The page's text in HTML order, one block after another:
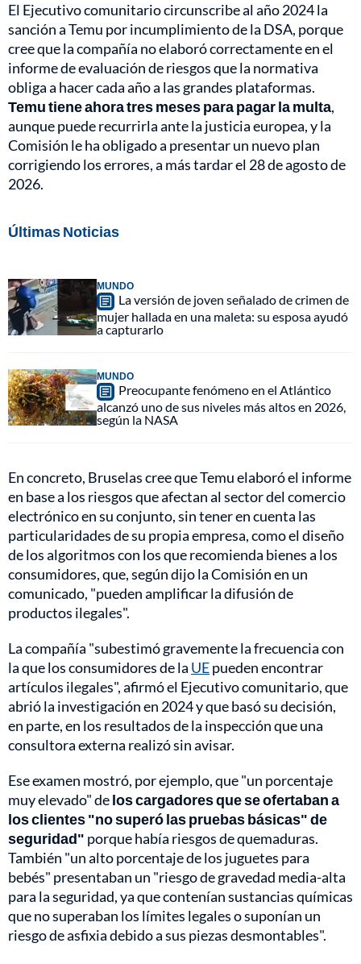
El Ejecutivo comunitario circunscribe al año 2024 la
sanción a Temu por incumplimiento de la DSA, porque
cree que la compañía no elaboró correctamente en el
informe de evaluación de riesgos que la normativa
obliga a hacer cada año a las grandes plataformas.
Temu tiene ahora tres meses para pagar la multa,
aunque puede recurrirla ante la justicia europea, y la
Comisión le ha obligado a presentar un nuevo plan
corrigiendo los errores, a más tardar el 28 de agosto de
2026.
Últimas Noticias
MUNDO
La versión de joven señalado de crimen de
mujer hallada en una maleta: su esposa ayudó
a capturarlo
MUNDO
Preocupante fenómeno en el Atlántico
alcanzó uno de sus niveles más altos en 2026,
según la NASA
En concreto, Bruselas cree que Temu elaboró el informe
en base a los riesgos que afectan al sector del comercio
electrónico en su conjunto, sin tener en cuenta las
particularidades de su propia empresa, como el diseño
de los algoritmos con los que recomienda bienes a los
consumidores, que, según dijo la Comisión en un
comunicado, "pueden amplificar la difusión de
productos ilegales".
La compañía "subestimó gravemente la frecuencia con
la que los consumidores de la UEpueden encontrar
artículos ilegales", afirmó el Ejecutivo comunitario, que
abrió la investigación en 2024 y que basó su decisión,
en parte, en los resultados de la inspección que una
consultora externa realizó sin avisar.
Ese examen mostró, por ejemplo, que "un porcentaje
muy elevado" delos cargadores que se ofertaban a
los clientes "no superó las pruebas básicas" de
seguridad" porque había riesgos de quemaduras.
También "un alto porcentaje de los juguetes para
bebés" presentaban un "riesgo de gravedad media-alta
para la seguridad, ya que contenían sustancias químicas
que no superaban los límites legales o suponían un
riesgo de asfixia debido a sus piezas desmontables".